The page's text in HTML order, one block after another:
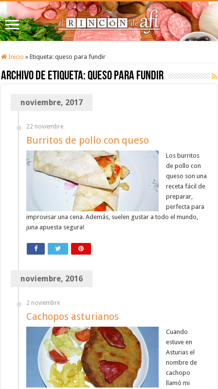
Inicio » Etiqueta:queso para fundir
Archivo de etiqueta:queso para fundir
noviembre, 2017
22 noviembre
Burritos de pollo con queso
Los burritos
de pollo con
queso son una
receta fácil de
preparar,
perfecta para
improvisar una cena. Además, suelen gustar a todo el mundo,
¡una apuesta segura!
noviembre, 2016
2 noviembre
Cachopos asturianos
Cuando
estuve en
Asturias el
nombre de
cachopo
llamó mi